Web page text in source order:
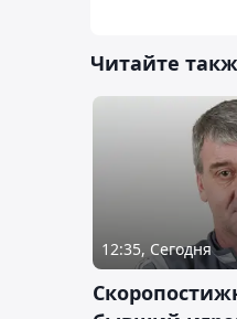
Читайте
12:35, Сегодня